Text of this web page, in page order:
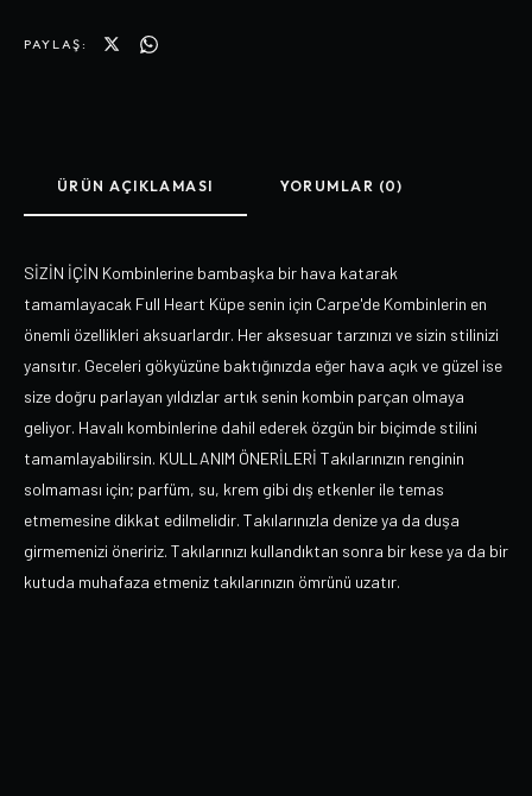
PAYLAŞ:
ÜRÜN AÇIKLAMASI YORUMLAR (0)
SİZİN İÇİN Kombinlerine bambaşka bir hava katarak
tamamlayacak Full Heart Küpe senin için Carpe'de Kombinlerin en
önemli özellikleri aksuarlardır. Her aksesuar tarzınızı ve sizin stilinizi
yansıtır. Geceleri gökyüzüne baktığınızda eğer hava açık ve güzel ise
size doğru parlayan yıldızlar artık senin kombin parçan olmaya
geliyor. Havalı kombinlerine dahil ederek özgün bir biçimde stilini
tamamlayabilirsin. KULLANIM ÖNERİLERİ Takılarınızın renginin
solmaması için; parfüm, su, krem gibi dış etkenler ile temas
etmemesine dikkat edilmelidir. Takılarınızla denize ya da duşa
girmemenizi öneririz. Takılarınızı kullandıktan sonra bir kese ya da bir
kutuda muhafaza etmeniz takılarınızın ömrünü uzatır.